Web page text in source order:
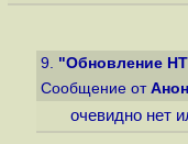
9. "Обновление
Сообщение от
очевидно нет